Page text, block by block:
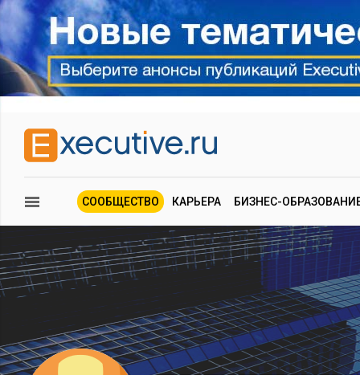
СООБЩЕСТВО КАРЬЕРА БИЗНЕС-